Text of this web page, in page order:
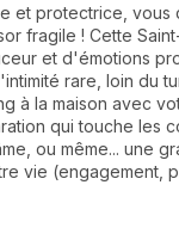
et protectrice, vous
fragile ! Cette
et d'émotions
rare, loin du
à la maison avec
qui touche les
ou même... une
vie (engagement,